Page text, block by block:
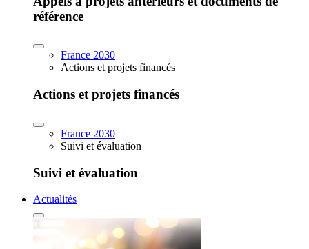
référence
France 2030
Actions et projets financés
Actions et projets financés
France 2030
Suivi et évaluation
Suivi et évaluation
Actualités